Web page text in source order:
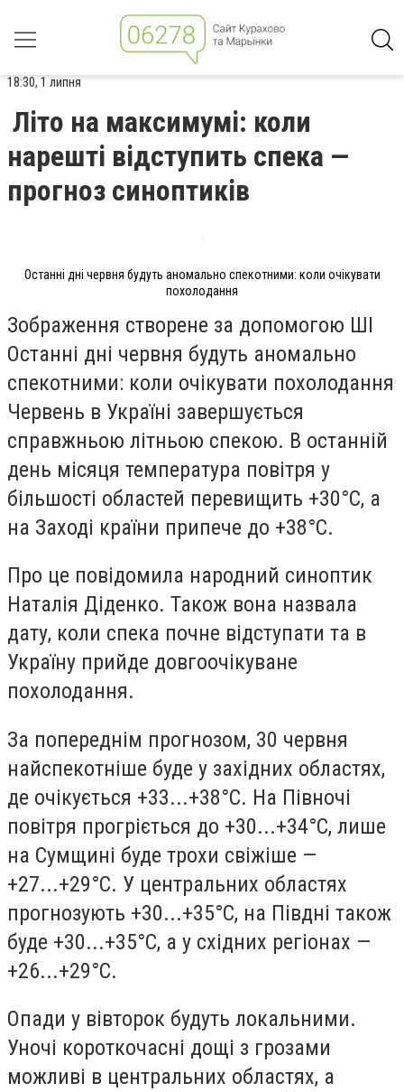
18:30, 1 липня
Літо на максимумі: коли
нарешті відступить спека —
прогноз синоптиків
Останні дні червня будуть аномально спекотними: коли очікувати
похолодання
Зображення створене за допомогою ШІ
Останні дні червня будуть аномально
спекотними: коли очікувати похолодання
Червень в Україні завершується
справжньою літньою спекою. В останній
день місяця температура повітря у
більшості областей перевищить +30°С, а
на Заході країни припече до +38°С.
Про це повідомила народний синоптик
Наталія Діденко. Також вона назвала
дату, коли спека почне відступати та в
Україну прийде довгоочікуване
похолодання.
За попереднім прогнозом, 30 червня
найспекотніше буде у західних областях,
де очікується +33...+38°С. На Півночі
повітря прогріється до +30...+34°С, лише
на Сумщині буде трохи свіжіше —
+27...+29°С. У центральних областях
прогнозують +30...+35°С, на Півдні також
буде +30...+35°С, а у східних регіонах —
+26...+29°С.
Опади у вівторок будуть локальними.
Уночі короткочасні дощі з грозами
можливі в центральних областях, а